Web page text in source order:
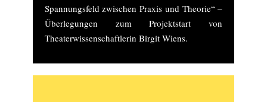
Spannungsfeld zwischen Praxis und Theorie“ –
Überlegungen zum Projektstart von
Theaterwissenschaftlerin Birgit Wiens.